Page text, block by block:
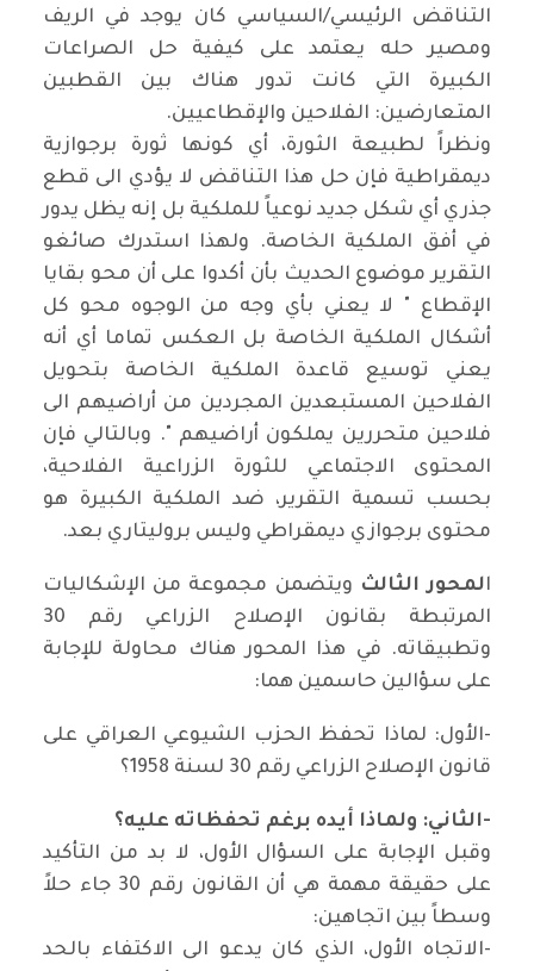
التناقض الرئيسي/السياسي كان يوجد في الريف
ومصير حله يعتمد على كيفية حل الصراعات
الكبيرة التي كانت تدور هناك بين القطبين
المتعارضين: الفلاحين والإقطاعيين.
ونظراً لطبيعة الثورة، أي كونها ثورة برجوازية
ديمقراطية فإن حل هذا التناقض لا يؤدي الى قطع
جذري أي شكل جديد نوعياً للملكية بل إنه يظل يدور
في أفق الملكية الخاصة. ولهذا استدرك صائغو
التقرير موضوع الحديث بأن أكدوا على أن محو بقايا
الإقطاع " لا يعني بأي وجه من الوجوه محو كل
أشكال الملكية الخاصة بل العكس تماما أي أنه
يعني توسيع قاعدة الملكية الخاصة بتحويل
الفلاحين المستبعدين المجردين من أراضيهم الى
فلاحين متحررين يملكون أراضيهم ". وبالتالي فإن
المحتوى الاجتماعي للثورة الزراعية الفلاحية،
بحسب تسمية التقرير، ضد الملكية الكبيرة هو
محتوى برجوازي ديمقراطي وليس بروليتاري بعد.
المحور الثالث ويتضمن مجموعة من الإشكاليات
المرتبطة بقانون الإصلاح الزراعي رقم 30
وتطبيقاته. في هذا المحور هناك محاولة للإجابة
على سؤالين حاسمين هما:
-الأول: لماذا تحفظ الحزب الشيوعي العراقي على
قانون الإصلاح الزراعي رقم 30 لسنة 1958؟
-الثاني: ولماذا أيده برغم تحفظاته عليه؟
وقبل الإجابة على السؤال الأول، لا بد من التأكيد
على حقيقة مهمة هي أن القانون رقم 30 جاء حلاً
وسطاً بين اتجاهين:
-الاتجاه الأول، الذي كان يدعو الى الاكتفاء بالحد